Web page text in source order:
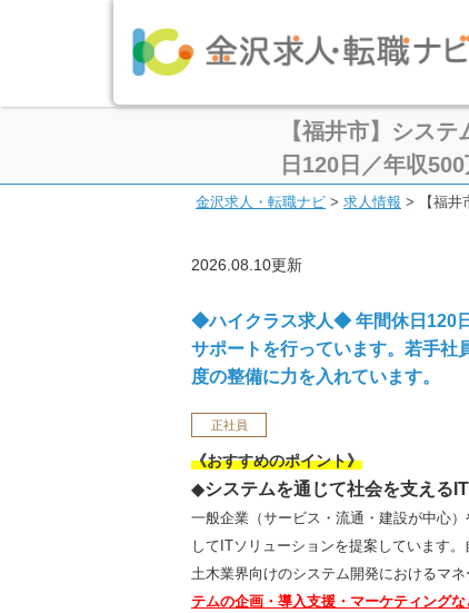
【福井市】シス
日120日／年収
金沢求人・転職ナビ > 求人情報 > 【福
2026.08.10更新
◆ハイクラス求人◆ 年間休日120
サポートを行っています。若手社
度の整備に力を入れています。
正社員
《おすすめのポイント》
◆システムを通じて社会を支える
一般企業（サービス・流通・建設が中心
してITソリューションを提案しています。
土木業界向けのシステム開発におけるマネ
テムの企画・導入支援・マーケティング